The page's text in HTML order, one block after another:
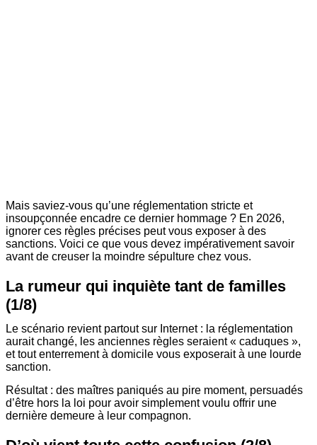
Mais saviez-vous qu’une réglementation stricte et
insoupçonnée encadre ce dernier hommage ? En 2026,
ignorer ces règles précises peut vous exposer à des
sanctions. Voici ce que vous devez impérativement savoir
avant de creuser la moindre sépulture chez vous.
La rumeur qui inquiète tant de familles
(1/8)
Le scénario revient partout sur Internet : la réglementation
aurait changé, les anciennes règles seraient « caduques »,
et tout enterrement à domicile vous exposerait à une lourde
sanction.
Résultat : des maîtres paniqués au pire moment, persuadés
d’être hors la loi pour avoir simplement voulu offrir une
dernière demeure à leur compagnon.